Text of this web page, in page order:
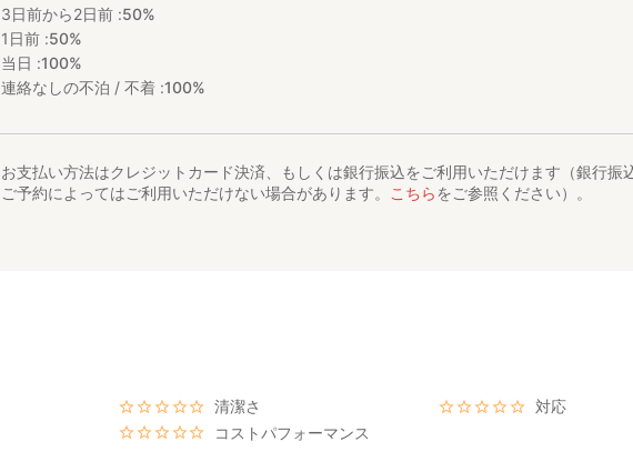
3日前から2日前 :50%
1日前 :50%
当日 :100%
連絡なしの不泊 / 不着 :100%
お支払い方法はクレジットカード決済、もしくは銀行振込をご利用いただけます（銀行振
ご予約によってはご利用いただけない場合があります。 こちらをご参照ください）。
清潔さ
対応
コストパフォーマンス